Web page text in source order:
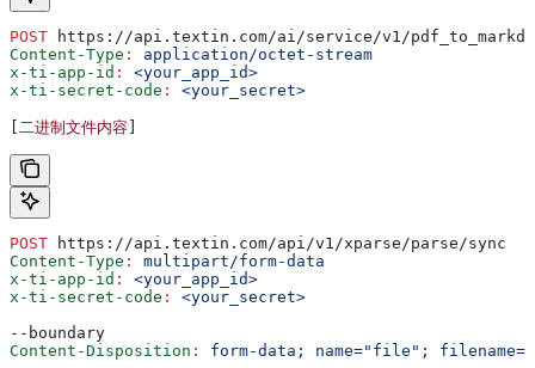
POST https://api.textin.com/ai/service/v1/
Content-Type :
application/octet-stream
x-ti-app-id :
<your_app_id>
x-ti-secret-code : <your_secret>
二进制文件内容
POST https://api.textin.com/api/v1/xparse/parse/sync
Content-Type :
multipart/form-data
x-ti-app-id :
<your_app_id>
x-ti-secret-code :
<your_secret>
--boundary
Content-Disposition : form-data; name="file";